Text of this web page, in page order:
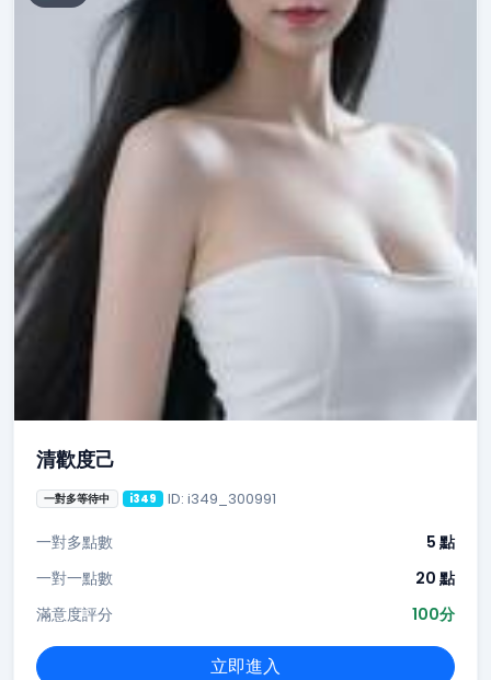
清歡度己
一對多等待中 i349 ID: i349_300991
一對多點數
5 點
一對一點數
20 點
滿意度評分
100分
立即進入